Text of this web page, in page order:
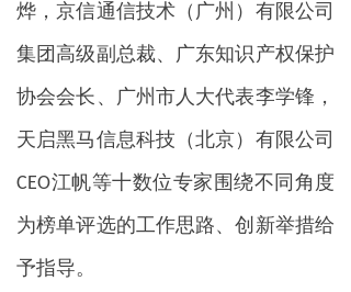
烨，京信通信技术（广州）有限公司
集团高级副总裁、广东知识产权保护
协会会长、广州市人大代表李学锋，
天启黑马信息科技（北京）有限公司
CEO江帆等十数位专家围绕不同角度
为榜单评选的工作思路、创新举措给
予指导。